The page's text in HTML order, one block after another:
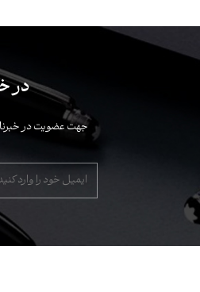
در
جهت عضویت در